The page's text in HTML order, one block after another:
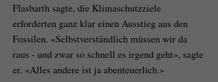
Flasbarth sagte, die Klimaschutzziele
erforderten ganz klar einen Ausstieg aus den
Fossilen. «Selbstverständlich müssen wir da
raus - und zwar so schnell es irgend geht», sagte
er. «Alles andere ist ja abenteuerlich.»